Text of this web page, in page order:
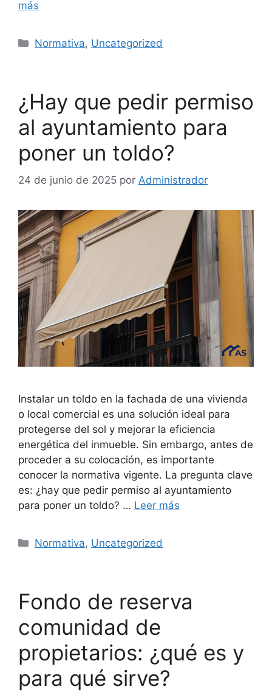
más
Categorías
Normativa, Uncategorized
¿Hay que pedir permiso
al ayuntamiento para
poner un toldo?
24 de junio de 2025 por Administrador
Instalar un toldo en la fachada de una vivienda
o local comercial es una solución ideal para
protegerse del sol y mejorar la eficiencia
energética del inmueble. Sin embargo, antes de
proceder a su colocación, es importante
conocer la normativa vigente. La pregunta clave
es: ¿hay que pedir permiso al ayuntamiento
para poner un toldo? … Leer más
Categorías
Normativa, Uncategorized
Fondo de reserva
comunidad de
propietarios: ¿qué es y
para qué sirve?